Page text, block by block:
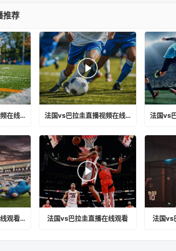
推荐
法国vs巴拉圭直播视频在线观看免费 法国vs巴拉圭直播视频在线观看下载
法国vs巴拉圭直播在线观看视频免费 法国vs巴拉圭直播在线观看 法国vs